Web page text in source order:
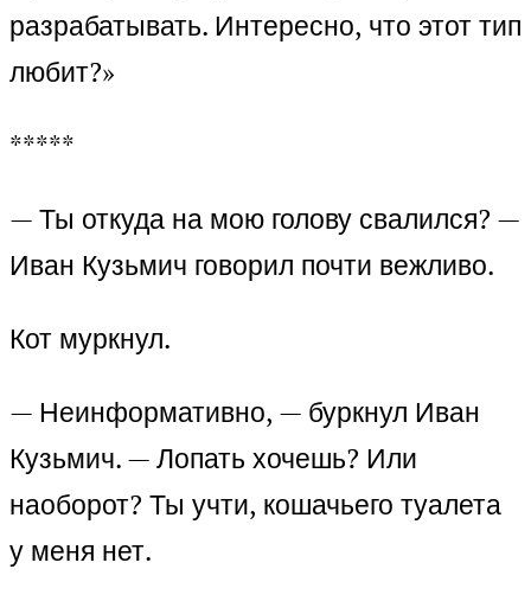
разрабатывать. Интересно, что этот тип
любит?»
*****
— Ты откуда на мою голову свалился? —
Иван Кузьмич говорил почти вежливо.
Кот муркнул.
— Неинформативно, — буркнул Иван
Кузьмич. — Лопать хочешь? Или
наоборот? Ты учти, кошачьего туалета
у меня нет.